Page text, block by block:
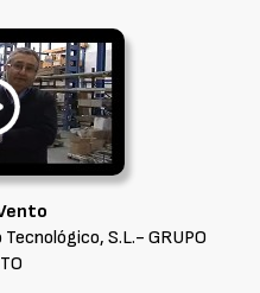
S.L.- GRUPO